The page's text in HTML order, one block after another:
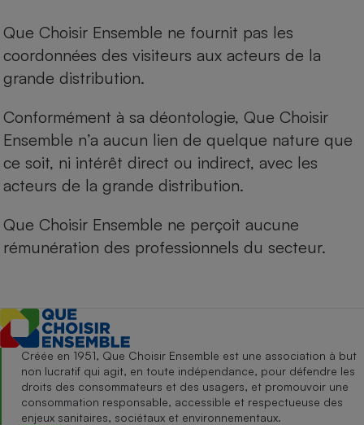
Que Choisir Ensemble ne fournit pas les
coordonnées des visiteurs aux acteurs de la
grande distribution.
Conformément à sa déontologie, Que Choisir
Ensemble n’a aucun lien de quelque nature que
ce soit, ni intérêt direct ou indirect, avec les
acteurs de la grande distribution.
Que Choisir Ensemble ne perçoit aucune
rémunération des professionnels du secteur.
Créée en 1951, Que Choisir Ensemble est une association à but
non lucratif qui agit, en toute indépendance, pour défendre les
droits des consommateurs et des usagers, et promouvoir une
consommation responsable, accessible et respectueuse des
enjeux sanitaires, sociétaux et environnementaux.